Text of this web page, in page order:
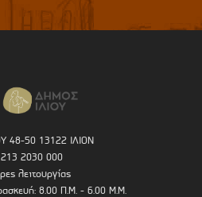
48-50 13122 ΙΛΙΟΝ
213 2030 000
λειτουργίας
8.00 Π.Μ. - 6.00 Μ.Μ.